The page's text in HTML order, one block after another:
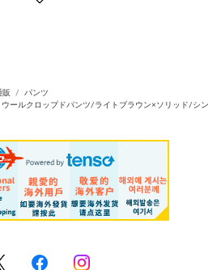
販
パンツ
ウールクロップドパンツ/ライトブラウン×ソリッド/シン